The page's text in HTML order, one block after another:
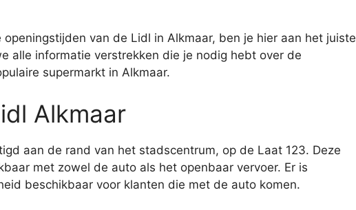
van de Lidl in Alkmaar, ben je hier aan het juiste
alle informatie verstrekken die je nodig hebt over de
supermarkt in Alkmaar.
Alkmaar
aan de rand van het stadscentrum, op de Laat 123. Deze
met zowel de auto als het openbaar vervoer. Er is
beschikbaar voor klanten die met de auto komen.